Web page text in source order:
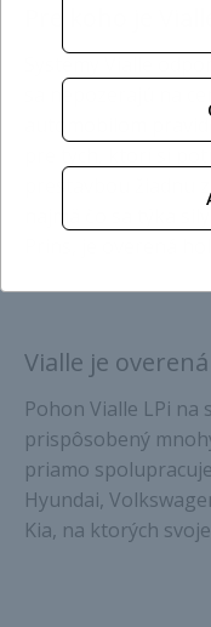
automobilom
prestavbou žiadnu
najmä čo sa týka
Vialle je
Pohon Vialle LPi na
prispôsobený
priamo
Hyundai,
Kia, na ktorých